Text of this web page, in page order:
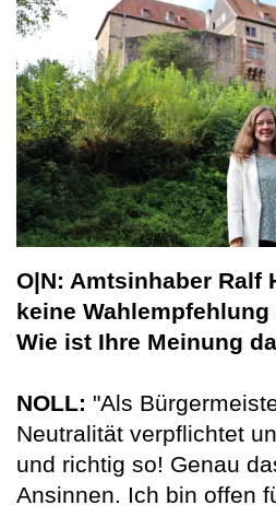
O|N: Amtsinhaber Ralf
keine
Wie ist Ihre Meinung
NOLL: "Als
Neutralität verpflichtet
und richtig so! Genau
Ansinnen. Ich bin offen